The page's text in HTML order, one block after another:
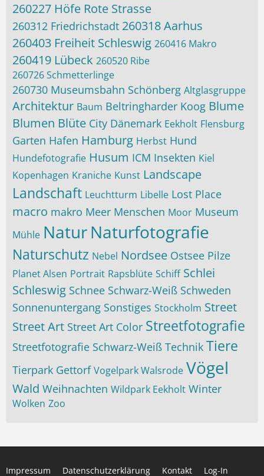
260227 Höfe Rote Strasse
260312 Friedrichstadt 260318 Aarhus
260403 Freiheit Schleswig 260416 Makro
260419 Lübeck 260520 Ribe
260726 Schmetterlinge
260730 Museumsbahn Schönberg Altglasgruppe
Architektur Baum Beltringharder Koog Blume
Blumen Blüte City Dänemark Eekholt Flensburg
Garten Hafen Hamburg Herbst Hund
Hundefotografie Husum ICM Insekten Kiel
Kopenhagen Kraniche Kunst Landscape
Landschaft Leuchtturm Libelle Lost Place
macro makro Meer Menschen Moor Museum
Mühle NaturNaturfotografie
Naturschutz Nebel Nordsee Ostsee Pilze
Planet Alsen Portrait Rapsblüte Schiff Schlei
Schleswig Schnee Schwarz-Weiß Schweden
Sonnenuntergang Sonstiges Stockholm Street
Street Art Street Art Color Streetfotografie
Streetfotografie Schwarz-Weiß Technik Tiere
Tierpark Gettorf Vogelpark Walsrode Vögel
Wald Weihnachten Wildpark Eekholt Winter
Wolken Zoo
Impressum Datenschutzerklärung Kontakt Log-In